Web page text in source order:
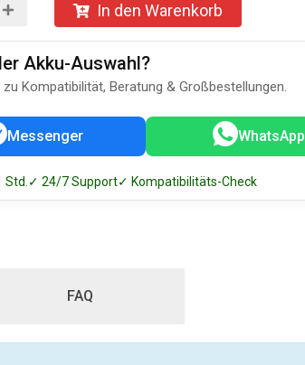
In den Warenkorb
Akku-Auswahl?
Kompatibilität, Beratung & Großbestellungen.
Messenger WhatsApp
✓ 24/7 Support✓ Kompatibilitäts-Check
FAQ